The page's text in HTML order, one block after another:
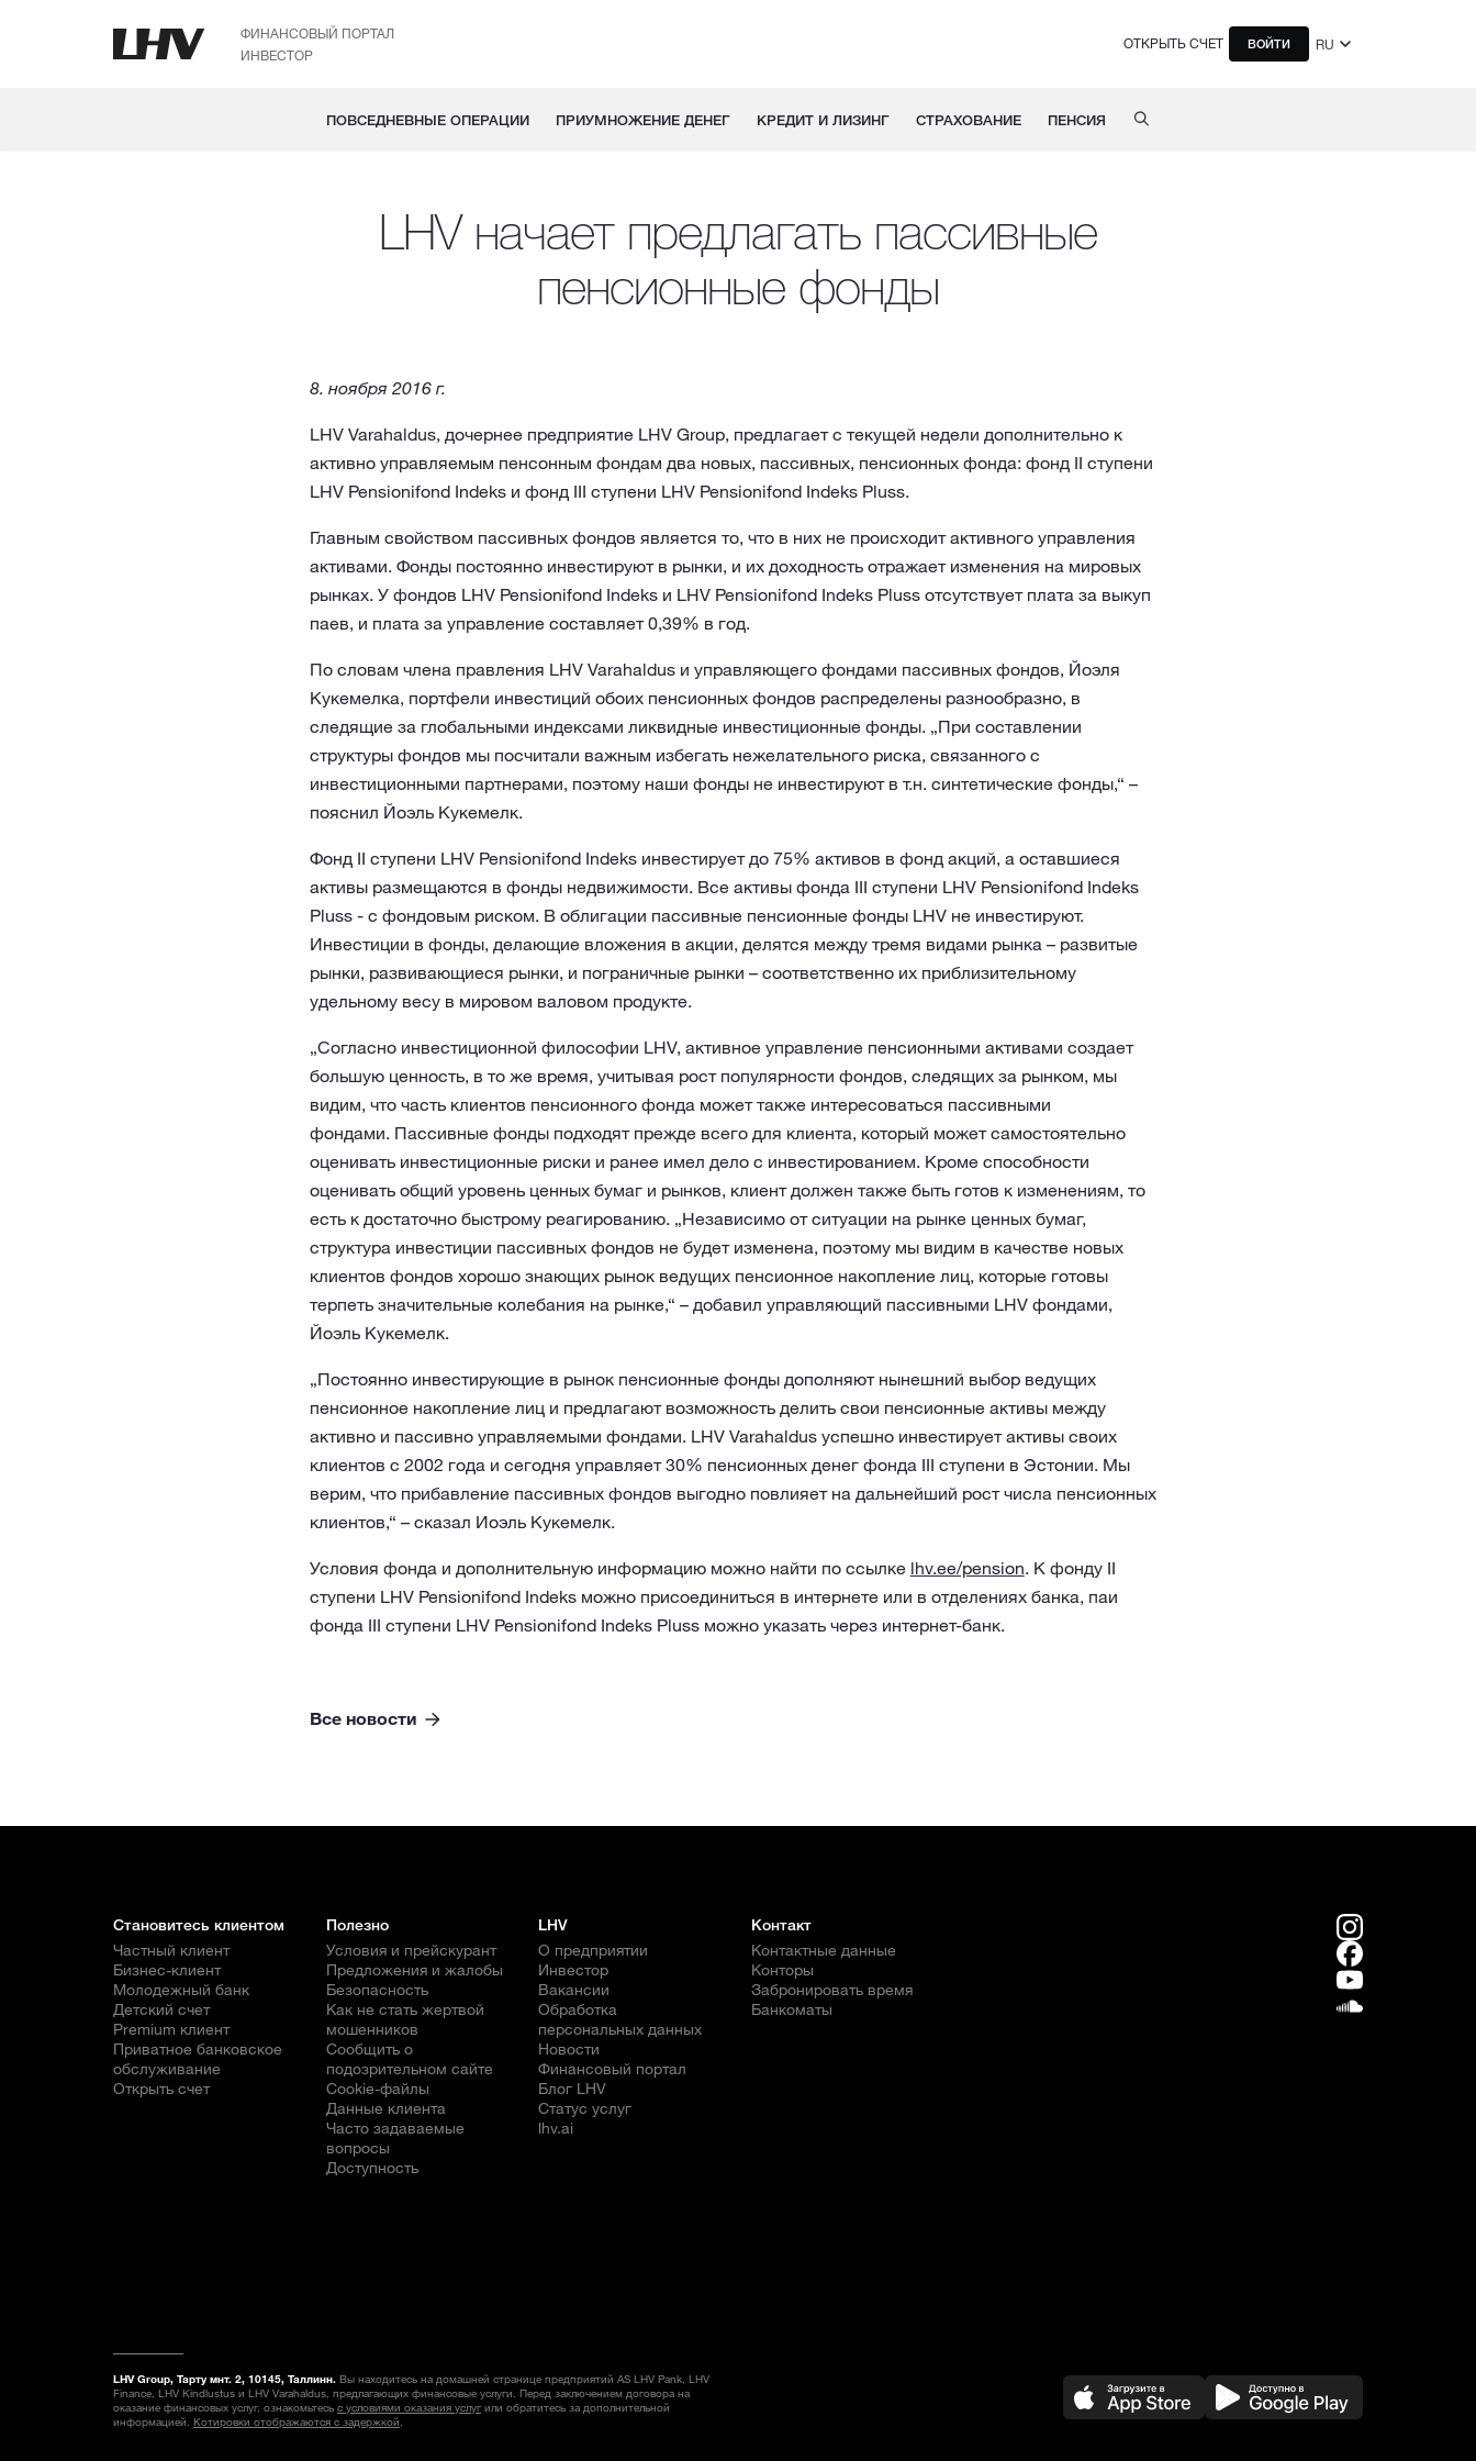
ФИНАНСОВЫЙ ПОРТАЛ
ИНВЕСТОР
ОТКРЫТЬ СЧЕТ ВОЙТИ RU
ПОВСЕДНЕВНЫЕ ОПЕРАЦИИ ПРИУМНОЖЕНИЕ ДЕНЕГ КРЕДИТ И ЛИЗИНГ СТРАХОВАНИЕ ПЕНСИЯ
LHV начает предлагать пассивные
пенсионные фонды
8. ноября 2016 г.
LHV Varahaldus, дочернее предприятие LHV Group, предлагает с текущей недели дополнительно к
активно управляемым пенсонным фондам два новых, пассивных, пенсионных фонда: фонд II ступени
LHV Pensionifond Indeks и фонд III ступени LHV Pensionifond Indeks Pluss.
Главным свойством пассивных фондов является то, что в них не происходит активного управления
активами. Фонды постоянно инвестируют в рынки, и их доходность отражает изменения на мировых
рынках. У фондов LHV Pensionifond Indeks и LHV Pensionifond Indeks Pluss отсутствует плата за выкуп
паев, и плата за управление составляет 0,39% в год.
По словам члена правления LHV Varahaldus и управляющего фондами пассивных фондов, Йоэля
Кукемелка, портфели инвестиций обоих пенсионных фондов распределены разнообразно, в
следящие за глобальными индексами ликвидные инвестиционные фонды. „При составлении
структуры фондов мы посчитали важным избегать нежелательного риска, связанного с
инвестиционными партнерами, поэтому наши фонды не инвестируют в т.н. синтетические фонды,“ –
пояснил Йоэль Кукемелк.
Фонд II ступени LHV Pensionifond Indeks инвестирует до 75% активов в фонд акций, а оставшиеся
активы размещаются в фонды недвижимости. Все активы фонда III ступени LHV Pensionifond Indeks
Pluss - с фондовым риском. В облигации пассивные пенсионные фонды LHV не инвестируют.
Инвестиции в фонды, делающие вложения в акции, делятся между тремя видами рынка – развитые
рынки, развивающиеся рынки, и пограничные рынки – соответственно их приблизительному
удельному весу в мировом валовом продукте.
„Согласно инвестиционной философии LHV, активное управление пенсионными активами создает
большую ценность, в то же время, учитывая рост популярности фондов, следящих за рынком, мы
видим, что часть клиентов пенсионного фонда может также интересоваться пассивными
фондами. Пассивные фонды подходят прежде всего для клиента, который может самостоятельно
оценивать инвестиционные риски и ранее имел дело с инвестированием. Кроме способности
оценивать общий уровень ценных бумаг и рынков, клиент должен также быть готов к изменениям, то
есть к достаточно быстрому реагированию. „Независимо от ситуации на рынке ценных бумаг,
структура инвестиции пассивных фондов не будет изменена, поэтому мы видим в качестве новых
клиентов фондов хорошо знающих рынок ведущих пенсионное накопление лиц, которые готовы
терпеть значительные колебания на рынке,“ – добавил управляющий пассивными LHV фондами,
Йоэль Кукемелк.
„Постоянно инвестирующие в рынок пенсионные фонды дополняют нынешний выбор ведущих
пенсионное накопление лиц и предлагают возможность делить свои пенсионные активы между
активно и пассивно управляемыми фондами. LHV Varahaldus успешно инвестирует активы своих
клиентов с 2002 года и сегодня управляет 30% пенсионных денег фонда III ступени в Эстонии. Мы
верим, что прибавление пассивных фондов выгодно повлияет на дальнейший рост числа пенсионных
клиентов,“ – сказал Иоэль Кукемелк.
Условия фонда и дополнительную информацию можно найти по ссылке lhv.ee/pension. К фонду II
ступени LHV Pensionifond Indeks можно присоединиться в интернете или в отделениях банка, паи
фонда III ступени LHV Pensionifond Indeks Pluss можно указать через интернет-банк.
Все новости
Становитесь клиентом
Частный клиент
Бизнес-клиент
Молодежный банк
Детский счет
Premium клиент
Приватное банковское
обслуживание
Открыть счет
Полезно
Условия и прейскурант
Предложения и жалобы
Безопасность
Как не стать жертвой
мошенников
Сообщить о
подозрительном сайте
Cookie-файлы
Данные клиента
Часто задаваемые
вопросы
Доступность
LHV
О предприятии
Инвестор
Вакансии
Обработка
персональных данных
Новости
Финансовый портал
Блог LHV
Статус услуг
lhv.ai
Контакт
Контактные данные
Конторы
Забронировать время
Банкоматы
LHV Group, Тарту мнт. 2, 10145, Таллинн. Вы находитесь на домашней странице предприятий AS LHV Pank, LHV
Finance, LHV Kindlustus и LHV Varahaldus, предлагающих финансовые услуги. Перед заключением договора на
оказание финансовых услуг, ознакомьтесь с условиями оказания услуг или обратитесь за дополнительной
информацией. Котировки отображаются с задержкой.